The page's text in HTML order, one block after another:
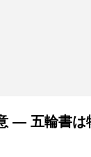
― 五輪書は